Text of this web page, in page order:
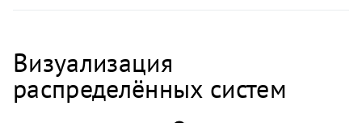
Визуализация
распределённых систем